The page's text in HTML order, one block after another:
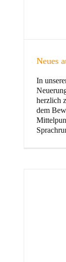
Neues
In
herzlich
dem